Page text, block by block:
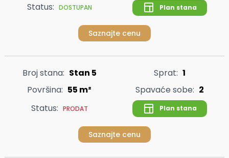
Status: DOSTUPAN Plan stana
Saznajte cenu
Broj stana: Stan 5 Sprat: 1
Površina: 55 m² Spavaće sobe: 2
Status: PRODAT Plan stana
Saznajte cenu